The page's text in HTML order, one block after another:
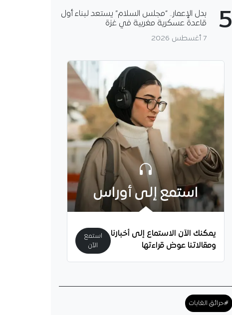
5
بدل الإعمار.. “مجلس السلام” يستعد لبناء أول
قاعدة عسكرية مغربية في غزة
7 أغسطس 2026
استمع إلى أوراس
يمكنك الآن الاستماع إلى أخبارنا
ومقالاتنا عوض قراءتها
استمع
الآن
#حرائق الغابات